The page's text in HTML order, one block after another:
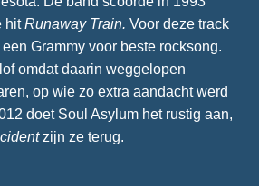
hitRunaway Train. Voor deze track
Grammy voor beste rocksong.
omdat daarin weggelopen
op wie zo extra aandacht werd
doet Soul Asylum het rustig aan,
zijn ze terug.